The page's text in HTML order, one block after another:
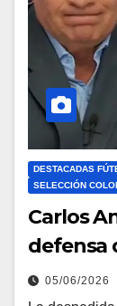
DESTACADAS
SELECCIÓN
Carlos
defensa
05/06/2026